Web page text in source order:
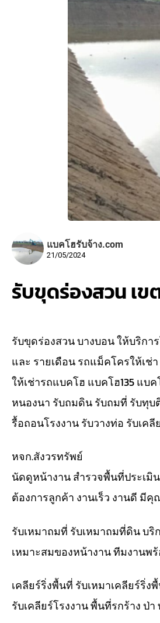
แบคโฮรับจ้าง.com
21/05/2024
รับขุดร่องสวน เข
รับขุดร่องสวน บางบอน ให้บริกา
และ รายเดือน รถแม็คโครให้เ
ให้เช่ารถแบคโฮ แบคโฮ135 แ
หนองนา รับถมดิน รับถมที่ รับทุ
รื้อถอนโรงงาน รับวางท่อ รับเค
หจก.สังวรทรัพย์
นัดดูหน้างาน สำรวจพื้นที่ประเมิ
ต้องการลูกค้า งานเร็ว งานดี มี
รับเหมาถมที่ รับเหมาถมที่ดิน บ
เหมาะสมของหน้างาน ทีมงานพ
เคลียร์ริ่งพื้นที่ รับเหมาเคลียร์ริ่
รับเคลียร์โรงงาน พื้นที่รกร้าง